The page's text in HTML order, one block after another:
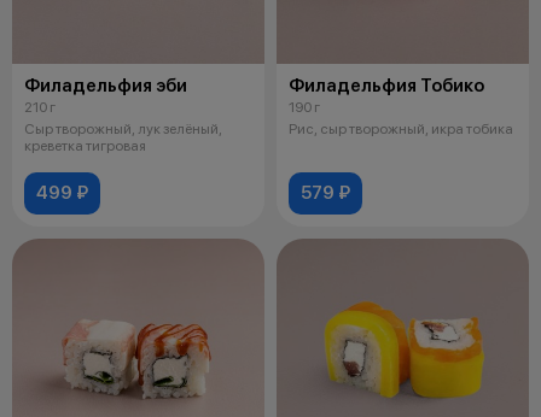
Филадельфия эби
210 г
Сыр творожный, лук зелёный,
креветка тигровая
499 ₽
Филадельфия Тобико
190 г
Рис, сыр творожный, икра тобика
579 ₽